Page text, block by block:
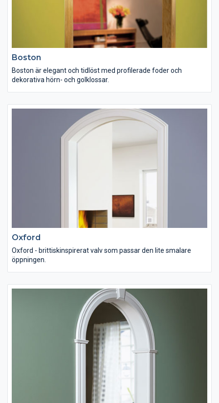
Boston
Boston är elegant och tidlöst med profilerade foder och
dekorativa hörn- och golklossar.
Oxford
Oxford - brittiskinspirerat valv som passar den lite smalare
öppningen.